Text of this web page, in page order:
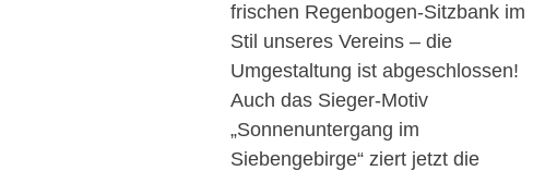
frischen Regenbogen-Sitzbank im
Stil unseres Vereins – die
Umgestaltung ist abgeschlossen!
Auch das Sieger-Motiv
„Sonnenuntergang im
Siebengebirge“ ziert jetzt die